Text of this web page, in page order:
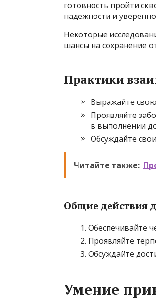
готовность пройти
надежности и
Некоторые
шансы на сохранение
Практики
Выражайте свою
Проявляйте
в выполнении
Обсуждайте
Читайте также:
Общие действия
Обеспечивайте
Проявляйте
Обсуждайте
Умение